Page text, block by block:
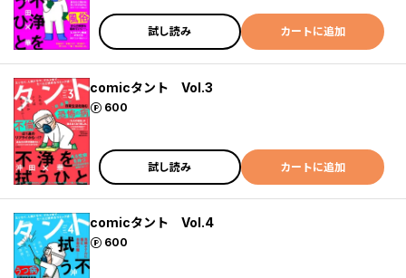
試し読み カートに追加
comicタント Vol.3
600
ポイント
試し読み カートに追加
comicタント Vol.4
600
ポイント